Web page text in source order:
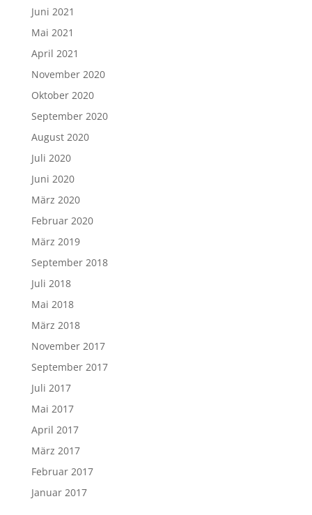
Juni 2021
Mai 2021
April 2021
November 2020
Oktober 2020
September 2020
August 2020
Juli 2020
Juni 2020
März 2020
Februar 2020
März 2019
September 2018
Juli 2018
Mai 2018
März 2018
November 2017
September 2017
Juli 2017
Mai 2017
April 2017
März 2017
Februar 2017
Januar 2017